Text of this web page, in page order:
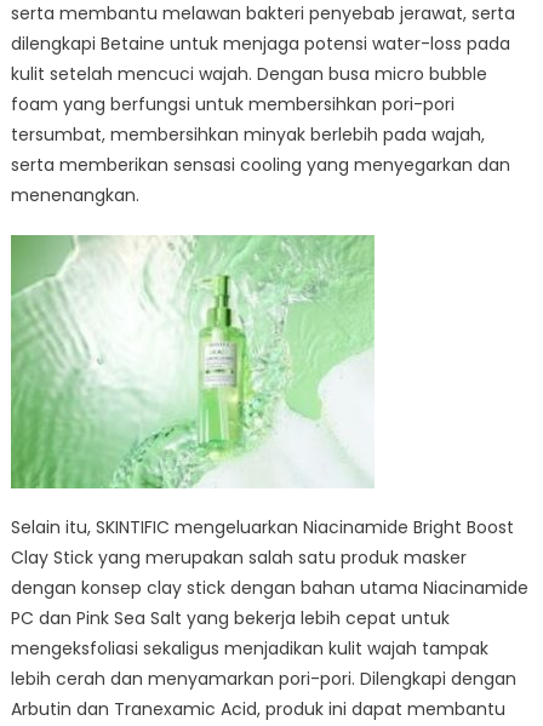
serta membantu melawan bakteri penyebab jerawat, serta
dilengkapi Betaine untuk menjaga potensi water-loss pada
kulit setelah mencuci wajah. Dengan busa micro bubble
foam yang berfungsi untuk membersihkan pori-pori
tersumbat, membersihkan minyak berlebih pada wajah,
serta memberikan sensasi cooling yang menyegarkan dan
menenangkan.
Selain itu, SKINTIFIC mengeluarkan Niacinamide Bright Boost
Clay Stick yang merupakan salah satu produk masker
dengan konsep clay stick dengan bahan utama Niacinamide
PC dan Pink Sea Salt yang bekerja lebih cepat untuk
mengeksfoliasi sekaligus menjadikan kulit wajah tampak
lebih cerah dan menyamarkan pori-pori. Dilengkapi dengan
Arbutin dan Tranexamic Acid, produk ini dapat membantu